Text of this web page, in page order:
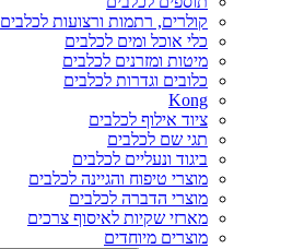
קולרים, רתמות ורצועות לכלבים
כלי אוכל ומים לכלבים
מיטות ומזרנים לכלבים
כלובים וגדרות לכלבים
Kong
ציוד אילוף לכלבים
תגי שם לכלבים
ביגוד ונעליים לכלבים
מוצרי טיפוח והגיינה לכלבים
מוצרי הדברה לכלבים
מארזי שקיות לאיסוף צרכים
מוצרים מיוחדים